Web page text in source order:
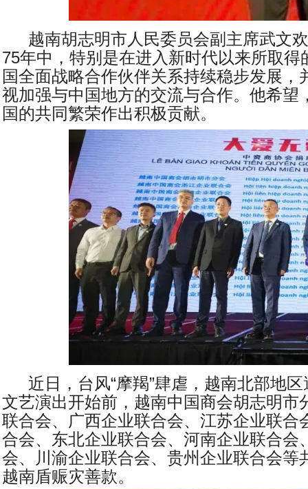
越南胡志明市人民委员会副主席武文
75年中，特别是在进入新时代以来所取
国全面战略合作伙伴关系持续稳步发展
视加强与中国地方的交流与合作。他希
国的共同繁荣作出积极贡献。
近日，台风“摩羯”肆虐，越南北部地
文艺演出开始前，越南中国商会胡志明
联合会、广西企业联合会、江苏企业联
合会、东北企业联合会、河南企业联合
会、川渝企业联合会、贵州企业联合会等
越南盾赈灾善款。